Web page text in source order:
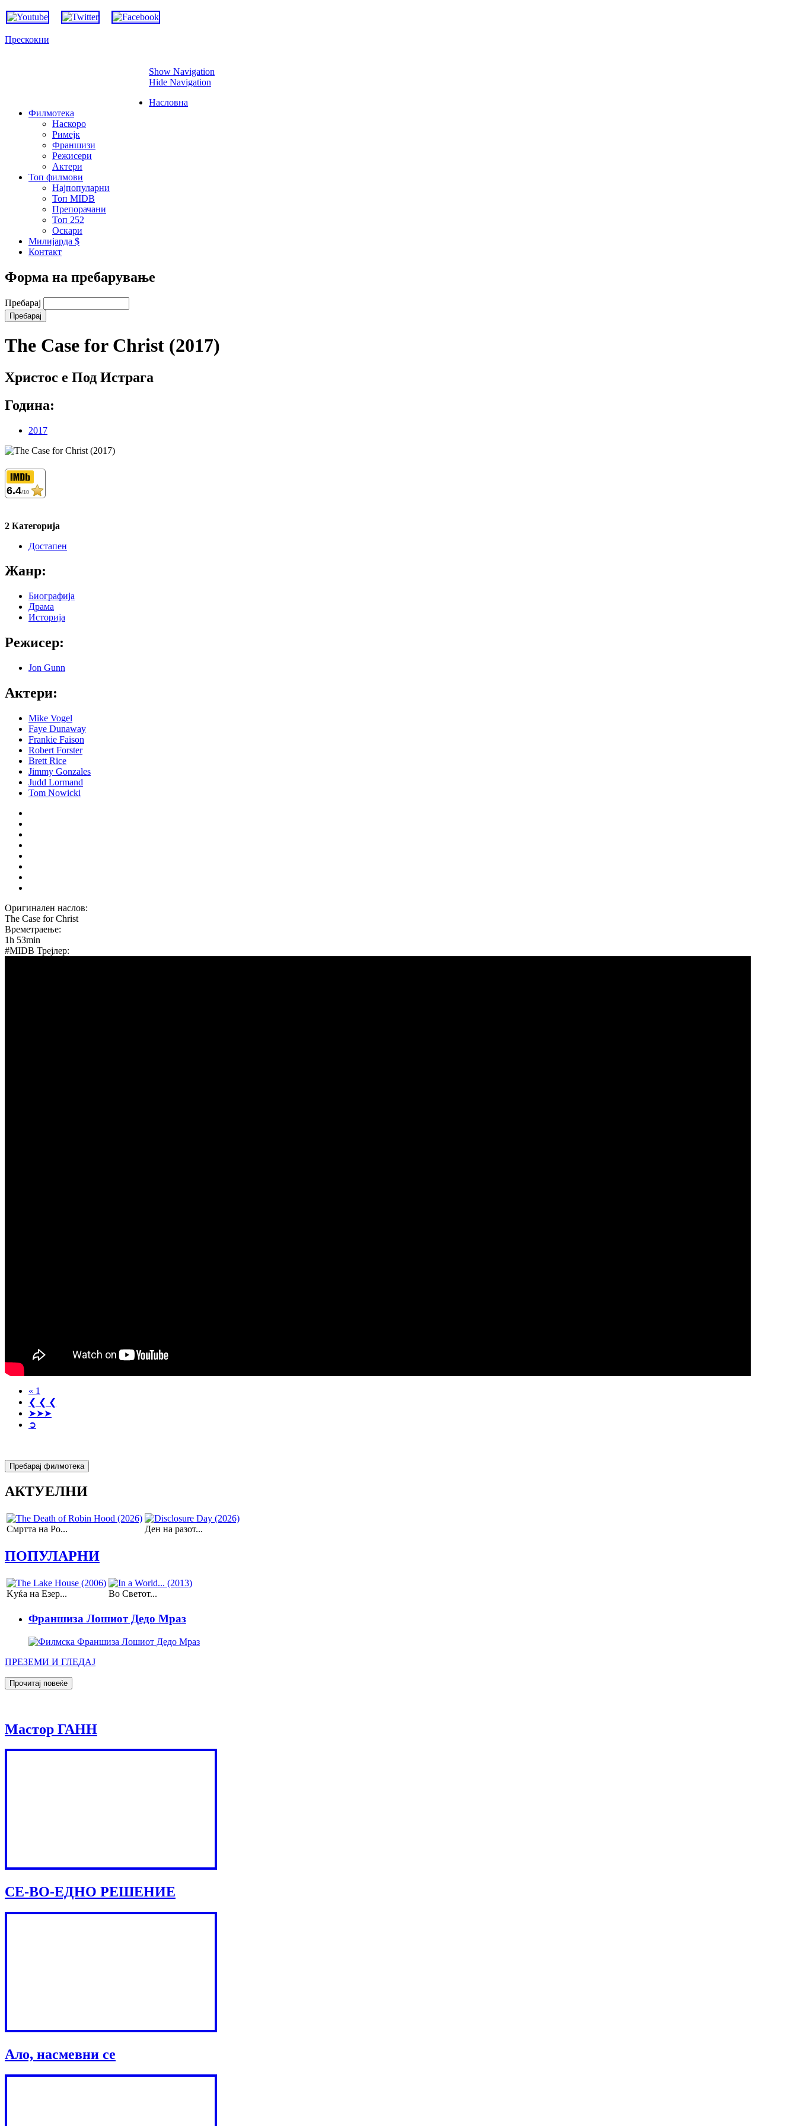
Прескокни
Show Navigation
Hide Navigation
Насловна
Филмотека
Наскоро
Римејк
Франшизи
Режисери
Актери
Топ филмови
Најпопуларни
Топ MIDB
Препорачани
Топ 252
Оскари
Милијарда $
Контакт
Форма на пребарување
Пребарај
The Case for Christ (2017)
Христос е Под Истрага
Година:
2017
6.4/10
2 Категорија
Достапен
Жанр:
Биографија
Драма
Историја
Режисер:
Jon Gunn
Актери:
Mike Vogel
Faye Dunaway
Frankie Faison
Robert Forster
Brett Rice
Jimmy Gonzales
Judd Lormand
Tom Nowicki
Оригинален наслов:
The Case for Christ
Времетраење:
1h 53min
#MIDB Трејлер:
« 1
❮ ❮ ❮
➤➤➤
➲
АКТУЕЛНИ
Смртта на Ро... Ден на разот...
ПОПУЛАРНИ
Kуќа на Езер... Во Светот...
Франшиза Лошиот Дедо Мраз
ПРЕЗЕМИ И ГЛЕДАЈ
Мастор ГАНН
СЕ-ВО-ЕДНО РЕШЕНИЕ
Ало, насмевни се